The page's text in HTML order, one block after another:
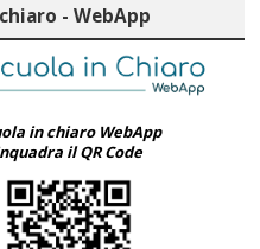
- WebApp
in chiaro WebApp
il QR Code